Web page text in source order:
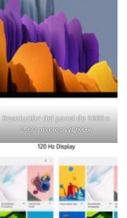
Resolución del panel de 1600 x
2560 pixeles WQXGA